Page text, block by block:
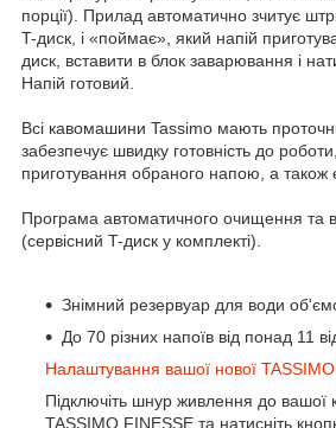
порції). Прилад автоматично зчитує
T-диск, і «поймає», який напій
диск, вставити в блок заварювання і
Напій готовий.
Всі кавомашини Tassimo мають
забезпечує швидку готовність до
приготування обраного напою, а також
Програма автоматичного очищення та
(сервісний T-диск у комплекті).
Знімний резервуар для води
До 70 різних напоїв від понад 11
Налаштування вашої нової TASSIMO
Підключіть шнур живлення до вашої
TASSIMO FINESSE та натисніть